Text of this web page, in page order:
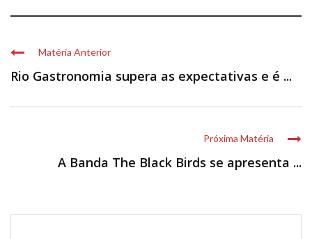
Matéria Anterior
Rio Gastronomia supera as expectativas e é ...
Próxima Matéria
A Banda The Black Birds se apresenta ...